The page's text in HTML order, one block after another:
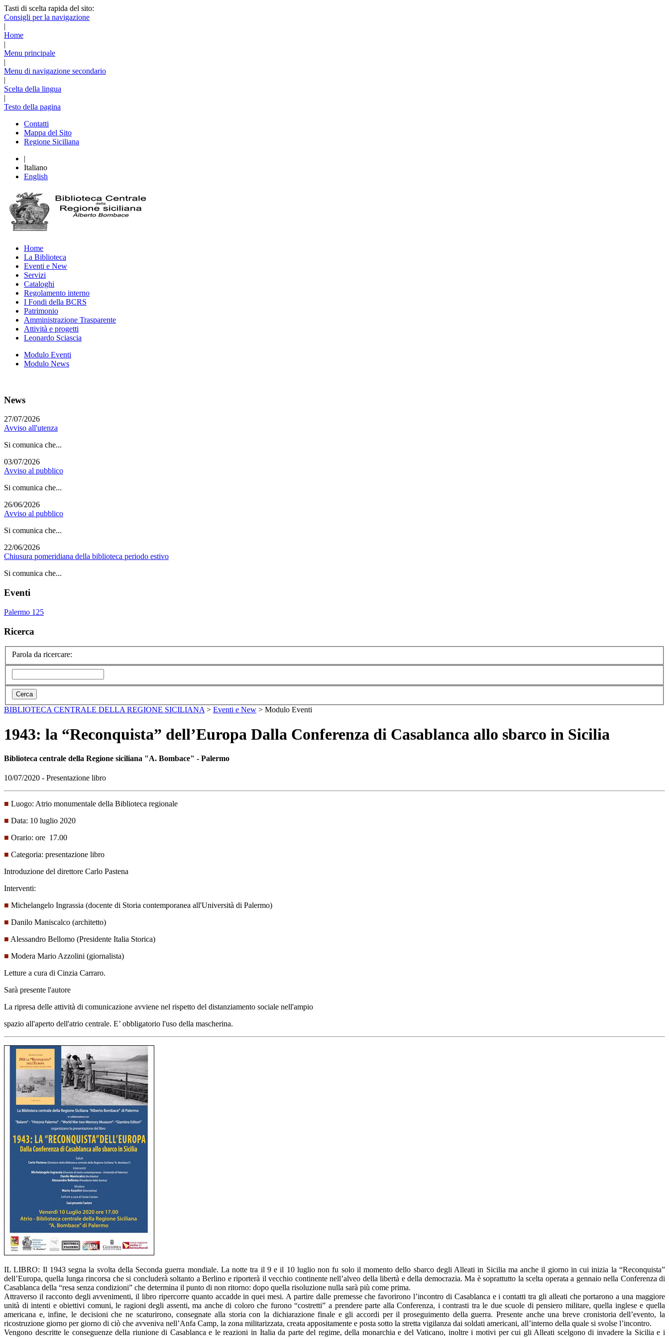
Tasti di scelta rapida del sito:
Consigli per la navigazione
|
Home
|
Menu principale
|
Menu di navigazione secondario
|
Scelta della lingua
|
Testo della pagina
Contatti
Mappa del Sito
Regione Siciliana
|
Italiano
English
Home
La Biblioteca
Eventi e New
Servizi
Cataloghi
Regolamento interno
I Fondi della BCRS
Patrimonio
Amministrazione Trasparente
Attività e progetti
Leonardo Sciascia
Modulo Eventi
Modulo News
News
27/07/2026
Avviso all'utenza
Si comunica che...
03/07/2026
Avviso al pubblico
Si comunica che...
26/06/2026
Avviso al pubblico
Si comunica che...
22/06/2026
Chiusura pomeridiana della biblioteca periodo estivo
Si comunica che...
Eventi
Palermo 125
Ricerca
Parola da ricercare:
BIBLIOTECA CENTRALE DELLA REGIONE SICILIANA > Eventi e New > Modulo Eventi
1943: la “Reconquista” dell’Europa Dalla Conferenza di Casablanca allo sbarco in Sicilia
Biblioteca centrale della Regione siciliana "A. Bombace" - Palermo
10/07/2020 - Presentazione libro
■ Luogo: Atrio monumentale della Biblioteca regionale
■ Data: 10 luglio 2020
■ Orario: ore 17.00
■ Categoria: presentazione libro
Introduzione del direttore Carlo Pastena
Interventi:
■ Michelangelo Ingrassia (docente di Storia contemporanea all'Università di Palermo)
■ Danilo Maniscalco (architetto)
■ Alessandro Bellomo (Presidente Italia Storica)
■ Modera Mario Azzolini (giornalista)
Letture a cura di Cinzia Carraro.
Sarà presente l'autore
La ripresa delle attività di comunicazione avviene nel rispetto del distanziamento sociale nell'ampio
spazio all'aperto dell'atrio centrale. E’ obbligatorio l'uso della mascherina.
IL LIBRO: Il 1943 segna la svolta della Seconda guerra mondiale. La notte tra il 9 e il 10 luglio non fu solo il momento dello sbarco degli Alleati in Sicilia ma anche il giorno in cui inizia la “Reconquista”
dell’Europa, quella lunga rincorsa che si concluderà soltanto a Berlino e riporterà il vecchio continente nell’alveo della libertà e della democrazia. Ma è soprattutto la scelta operata a gennaio nella Conferenza di
Casablanca della “resa senza condizioni” che determina il punto di non ritorno: dopo quella risoluzione nulla sarà più come prima.
Attraverso il racconto degli avvenimenti, il libro ripercorre quanto accadde in quei mesi. A partire dalle premesse che favorirono l’incontro di Casablanca e i contatti tra gli alleati che portarono a una maggiore
unità di intenti e obiettivi comuni, le ragioni degli assenti, ma anche di coloro che furono “costretti” a prendere parte alla Conferenza, i contrasti tra le due scuole di pensiero militare, quella inglese e quella
americana e, infine, le decisioni che ne scaturirono, consegnate alla storia con la dichiarazione finale e gli accordi per il proseguimento della guerra. Presente anche una breve cronistoria dell’evento, la
ricostruzione giorno per giorno di ciò che avveniva nell’Anfa Camp, la zona militarizzata, creata appositamente e posta sotto la stretta vigilanza dai soldati americani, all’interno della quale si svolse l’incontro.
Vengono descritte le conseguenze della riunione di Casablanca e le reazioni in Italia da parte del regime, della monarchia e del Vaticano, inoltre i motivi per cui gli Alleati scelgono di invadere la Sicilia e i